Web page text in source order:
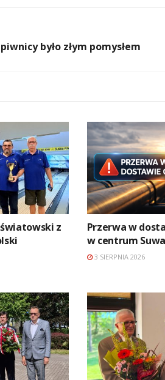
było złym pomysłem
z
Przerwa w
w centrum
3 SIERPNIA 2026